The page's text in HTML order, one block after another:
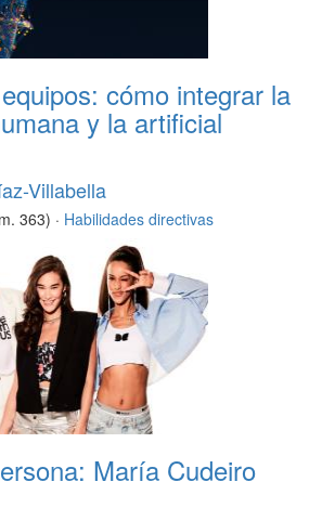
cómo integrar la
y la artificial
Villabella
363) · Habilidades directivas
María Cudeiro